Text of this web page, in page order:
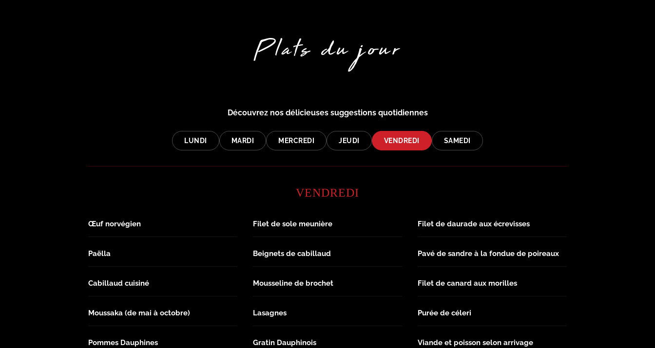
Plats du jour
Découvrez nos délicieuses suggestions quotidiennes
LUNDI MARDI MERCREDI JEUDI VENDREDI SAMEDI
VENDREDI
Œuf norvégien Filet de sole meunière Filet de daurade aux écrevisses
Paëlla Beignets de cabillaud Pavé de sandre à la fondue de poireaux
Cabillaud cuisiné Mousseline de brochet Filet de canard aux morilles
Moussaka (de mai à octobre) Lasagnes Purée de céleri
Pommes Dauphines Gratin Dauphinois Viande et poisson selon arrivage